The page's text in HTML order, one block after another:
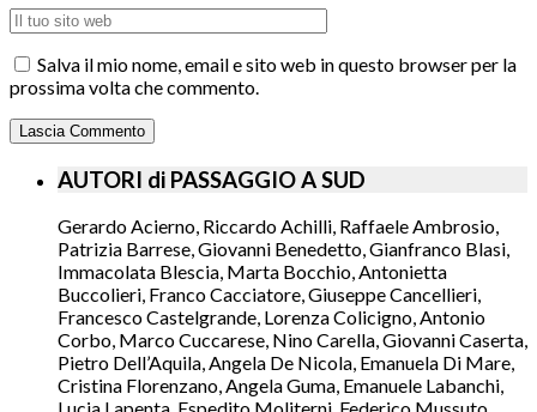
Salva il mio nome, email e sito web in questo browser per la
prossima volta che commento.
AUTORI di PASSAGGIO A SUD
Gerardo Acierno, Riccardo Achilli, Raffaele Ambrosio,
Patrizia Barrese, Giovanni Benedetto, Gianfranco Blasi,
Immacolata Blescia, Marta Bocchio, Antonietta
Buccolieri, Franco Cacciatore, Giuseppe Cancellieri,
Francesco Castelgrande, Lorenza Colicigno, Antonio
Corbo, Marco Cuccarese, Nino Carella, Giovanni Caserta,
Pietro Dell’Aquila, Angela De Nicola, Emanuela Di Mare,
Cristina Florenzano, Angela Guma, Emanuele Labanchi,